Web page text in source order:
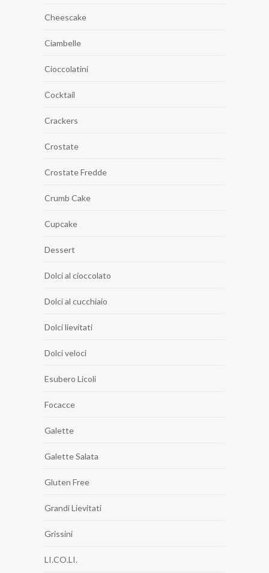
Cheescake
Ciambelle
Cioccolatini
Cocktail
Crackers
Crostate
Crostate Fredde
Crumb Cake
Cupcake
Dessert
Dolci al cioccolato
Dolci al cucchiaio
Dolci lievitati
Dolci veloci
Esubero Licoli
Focacce
Galette
Galette Salata
Gluten Free
Grandi Lievitati
Grissini
LI.CO.LI.